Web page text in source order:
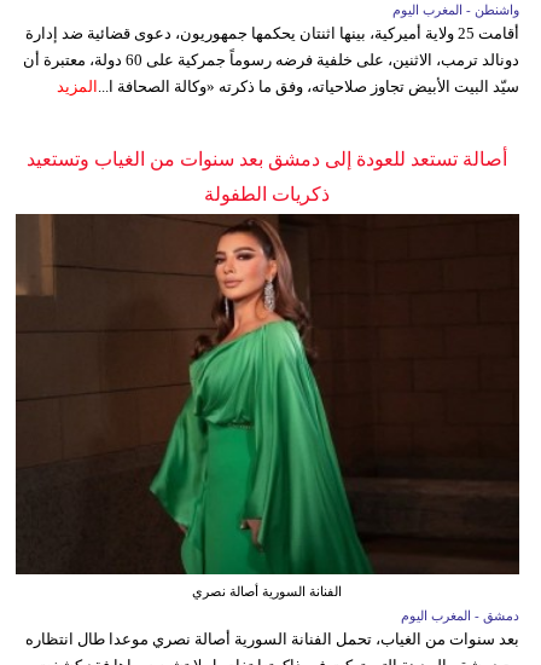
واشنطن - المغرب اليوم
أقامت 25 ولاية أميركية، بينها اثنتان يحكمها جمهوريون، دعوى قضائية ضد إدارة
دونالد ترمب، الاثنين، على خلفية فرضه رسوماً جمركية على 60 دولة، معتبرة أن
سيّد البيت الأبيض تجاوز صلاحياته، وفق ما ذكرته «وكالة الصحافة ا... المزيد
أصالة تستعد للعودة إلى دمشق بعد سنوات من الغياب وتستعيد
ذكريات الطفولة
الفنانة السورية أصالة نصري
دمشق - المغرب اليوم
بعد سنوات من الغياب، تحمل الفنانة السورية أصالة نصري موعدا طال انتظاره